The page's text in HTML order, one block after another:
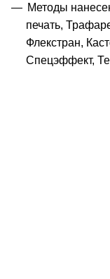
Методы
печать,
Флекстран,
Спецэффект,